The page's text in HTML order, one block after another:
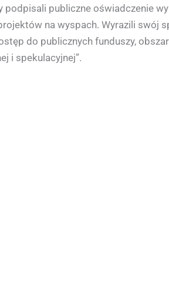
publiczne oświadczenie
na wyspach. Wyrazili swój
do publicznych funduszy,
i spekulacyjnej”.